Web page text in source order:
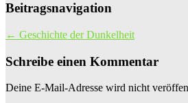
Beitragsnavigation
← Geschichte der Dunkelheit
Schreibe einen Kommentar
Deine E-Mail-Adresse wird nicht